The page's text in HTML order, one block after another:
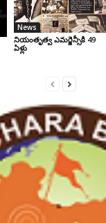
News
నియంతృత్వ ఎమర్జెన్సీకి 49
ఏళ్లు